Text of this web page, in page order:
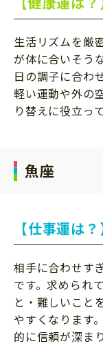
生活リズムを厳
が体に合いそう
日の調子に合わ
軽い運動や外の
り替えに役立っ
魚座
【仕事運は？
相手に合わせす
です。求められ
と・難しいこと
やすくなります
的に信頼が深ま